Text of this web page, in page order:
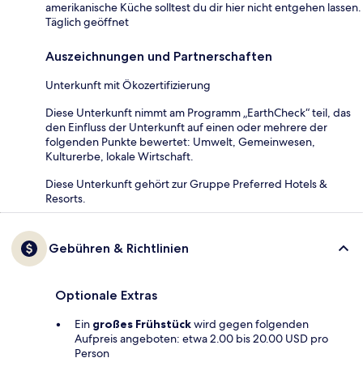
amerikanische Küche solltest du dir hier nicht entgehen lassen.
Täglich geöffnet
Auszeichnungen und Partnerschaften
Unterkunft mit Ökozertifizierung
Diese Unterkunft nimmt am Programm „EarthCheck“ teil, das
den Einfluss der Unterkunft auf einen oder mehrere der
folgenden Punkte bewertet: Umwelt, Gemeinwesen,
Kulturerbe, lokale Wirtschaft.
Diese Unterkunft gehört zur Gruppe Preferred Hotels &
Resorts.
Gebühren & Richtlinien
Optionale Extras
Ein großes Frühstückwird gegen folgenden
Aufpreis angeboten: etwa 2.00 bis 20.00 USD pro
Person